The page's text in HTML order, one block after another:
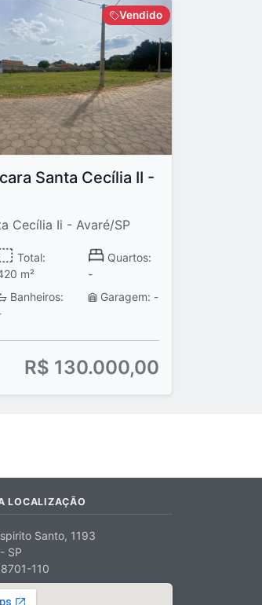
Vendido
Santa Cecília II -
Cecília Ii - Avaré/SP
Total:
m²
Quartos:
-
Banheiros:
Garagem: -
R$ 130.000,00
LOCALIZAÇÃO
Santo, 1193
SP
110